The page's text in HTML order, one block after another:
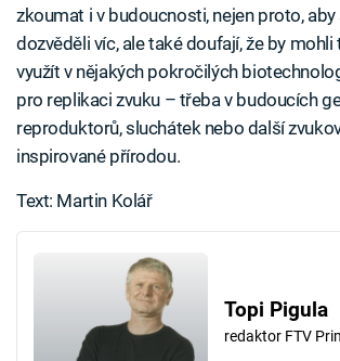
zkoumat i v budoucnosti, nejen proto, aby
dozvěděli víc, ale také doufají, že by
využít v nějakých pokročilých
pro replikaci zvuku – třeba v budoucích
reproduktorů, sluchátek nebo další
inspirované přírodou.
Text: Martin Kolář
Topi Pigula
redaktor FTV